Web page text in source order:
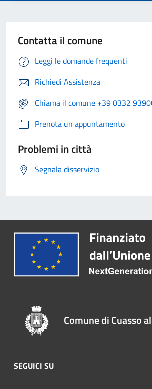
Contatta il comune
Leggi le domande frequenti
Richiedi Assistenza
Chiama il comune +39 0332
Prenota un appuntamento
Problemi in città
Segnala disservizio
Comune di Cuasso
SEGUICI SU